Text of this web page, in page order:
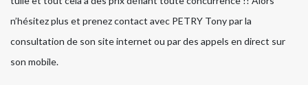
n’hésitez plus et prenez contact avec PETRY Tony par la
consultation de son site internet ou par des appels en direct sur
son mobile.